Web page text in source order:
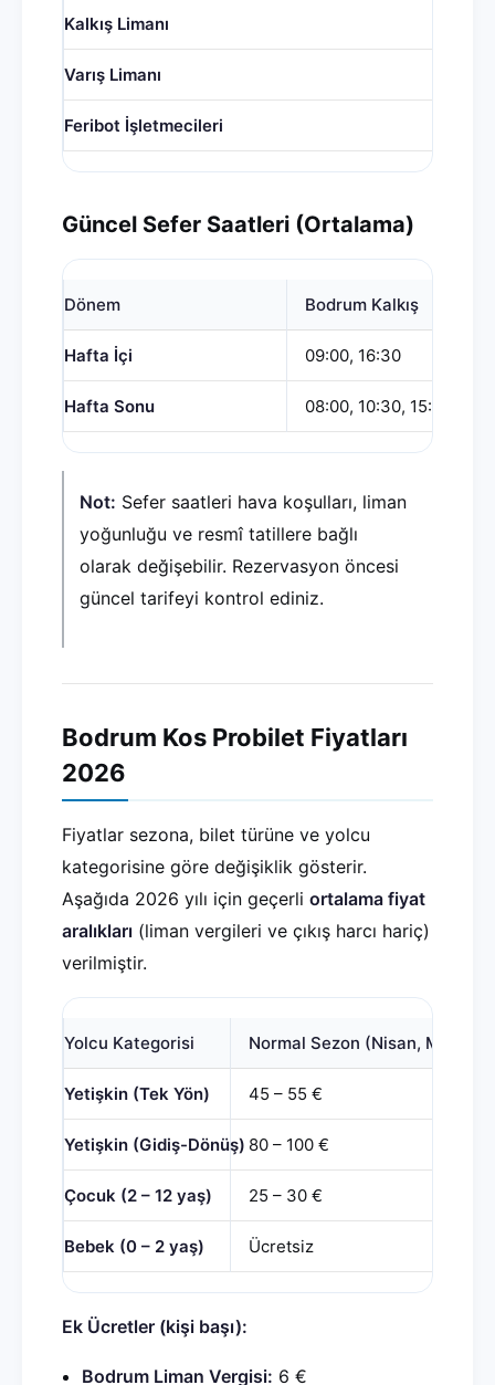
Kalkış Limanı
Varış Limanı
Feribot İşletmecileri
Güncel Sefer Saatleri (Ortalama)
Dönem Bodrum Kalkış
Hafta İçi 09:00, 16:30
Hafta Sonu 08:00, 10:30, 15:00,
Not: Sefer saatleri hava koşulları, liman
yoğunluğu ve resmî tatillere bağlı
olarak değişebilir. Rezervasyon öncesi
güncel tarifeyi kontrol ediniz.
Bodrum Kos Probilet Fiyatları
2026
Fiyatlar sezona, bilet türüne ve yolcu
kategorisine göre değişiklik gösterir.
Aşağıda 2026 yılı için geçerli ortalama fiyat
aralıkları (liman vergileri ve çıkış harcı hariç)
verilmiştir.
Yolcu Kategorisi Normal Sezon (Nisan, Mayıs,
Yetişkin (Tek Yön) 45 – 55 €
Yetişkin (Gidiş-Dönüş) 80 – 100 €
Çocuk (2 – 12 yaş) 25 – 30 €
Bebek (0 – 2 yaş) Ücretsiz
Ek Ücretler (kişi başı):
Bodrum Liman Vergisi: 6 €